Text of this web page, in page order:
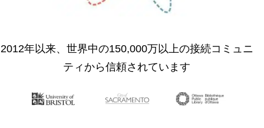
2012年以来、世界中の150,000万以上の接続コミュニ
ティから信頼されています